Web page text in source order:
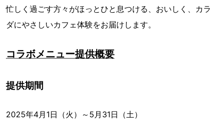
忙しく過ごす方々がほっとひと息つける、おいしく、カラ
ダにやさしいカフェ体験をお届けします。
コラボメニュー提供概要
提供期間
2025年4月1日（火）～5月31日（土）